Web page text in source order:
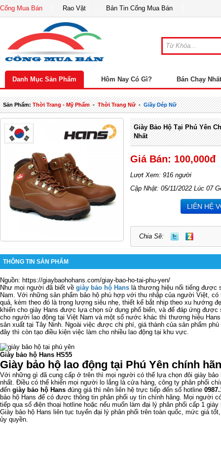
Cổng Mua Bán Rao Vặt Bản Tin Cổng Mua Bán
Danh Mục Sản Phẩm Hôm Nay Có Gì? Bán Chạy Nhất
Sản Phẩm:Thời Trang - Mỹ Phẩm-Thời Trang Nữ-Giầy Dép Nữ
Giày Bảo Hộ Tại Phú Yên
Nhất
Giá Bán: 100,000đ
Lượt Xem: 916 người
Cập Nhật: 05/11/2022 Lúc 07
LIÊN HỆ
Chia Sẽ:
THÔNG TIN SẢN PHẨM
Nguồn: https://giaybaohohans.com/giay-bao-ho-tai-phu-yen/
Như mọi người đã biết về giày bảo hộ Hans là thương hiệu nổi tiếng được
Nam. Với những sản phẩm bảo hộ phù hợp với thu nhập của người Việt, có
quả, kèm theo đó là trọng lượng siêu nhẹ, thiết kế bắt nhịp theo xu hướng
khiến cho giày Hans được lựa chọn sử dụng phổ biến, và để đáp ứng được
cho người lao động tại Việt Nam và một số nước khác thì thương hiệu
sản xuất tại Tây Ninh. Ngoài việc được chi phí, giá thành của sản phẩm
đây thì còn tạo điều kiện việc làm cho nhiều lao động tại khu vực.
Giày bảo hộ Hans HS55
Giày bảo hộ lao động tại Phú Yên chính
Với những gì đã cung cấp ở trên thì mọi người có thể lựa chọn đôi giày bảo
nhất. Điều có thể khiến mọi người lo lắng là cửa hàng, công ty phân phối
đến giày bảo hộ Hans đúng giá thì nên liên hệ trực tiếp đến số hotline
bảo hộ Hans để có được thông tin phân phối uy tín chính hãng. Mọi người
tiếp qua số điện thoại hotline hoặc nếu muốn làm đại lý phân phối cấp 1
Giày bảo hộ Hans liên tục tuyển đại lý phân phối trên toàn quốc, mức giá
ủy quyền.